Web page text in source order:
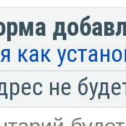
как
не